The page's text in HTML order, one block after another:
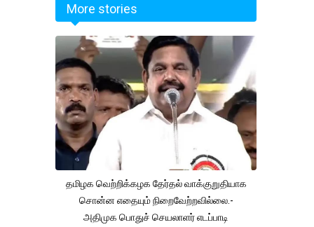
More stories
தமிழக வெற்றிக்கழக தேர்தல் வாக்குறுதியாக
சொன்ன எதையும் நிறைவேற்றவில்லை.-
அதிமுக பொதுச் செயலாளர் எடப்பாடி